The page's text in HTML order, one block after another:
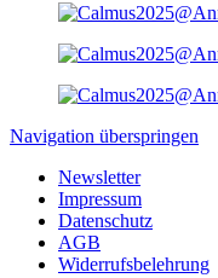
Navigation überspringen
Newsletter
Impressum
Datenschutz
AGB
Widerrufsbelehrung